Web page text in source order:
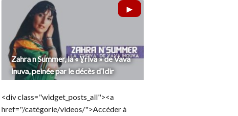
Zahra n Summer, la « Ɣriva » de Vava
inuva, peinée par le décès d’Idir
<div class="widget_posts_all"><a
href="/catégorie/videos/">Accéder à